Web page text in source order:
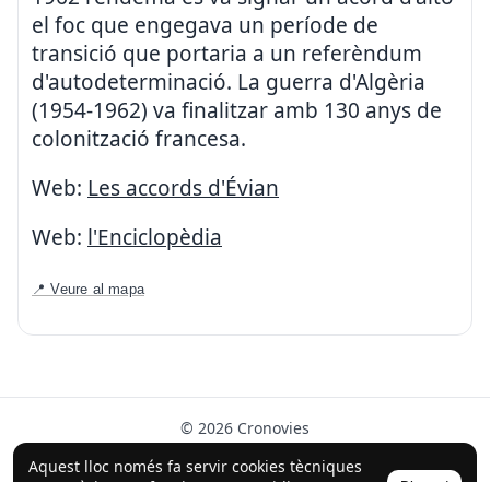
Aquest lloc només fa servir cookies tècniques
el foc que engegava un període de
transició que portaria a un referèndum
d'autodeterminació. La guerra d'Algèria
(1954-1962) va finalitzar amb 130 anys de
colonització francesa.
Web: Les accords d'Évian
Web: l'Enciclopèdia
📍 Veure al mapa
© 2026 Cronovies
Història als carrers · Desenvolupat amb l’ajuda de la IA
(ChatGPT).